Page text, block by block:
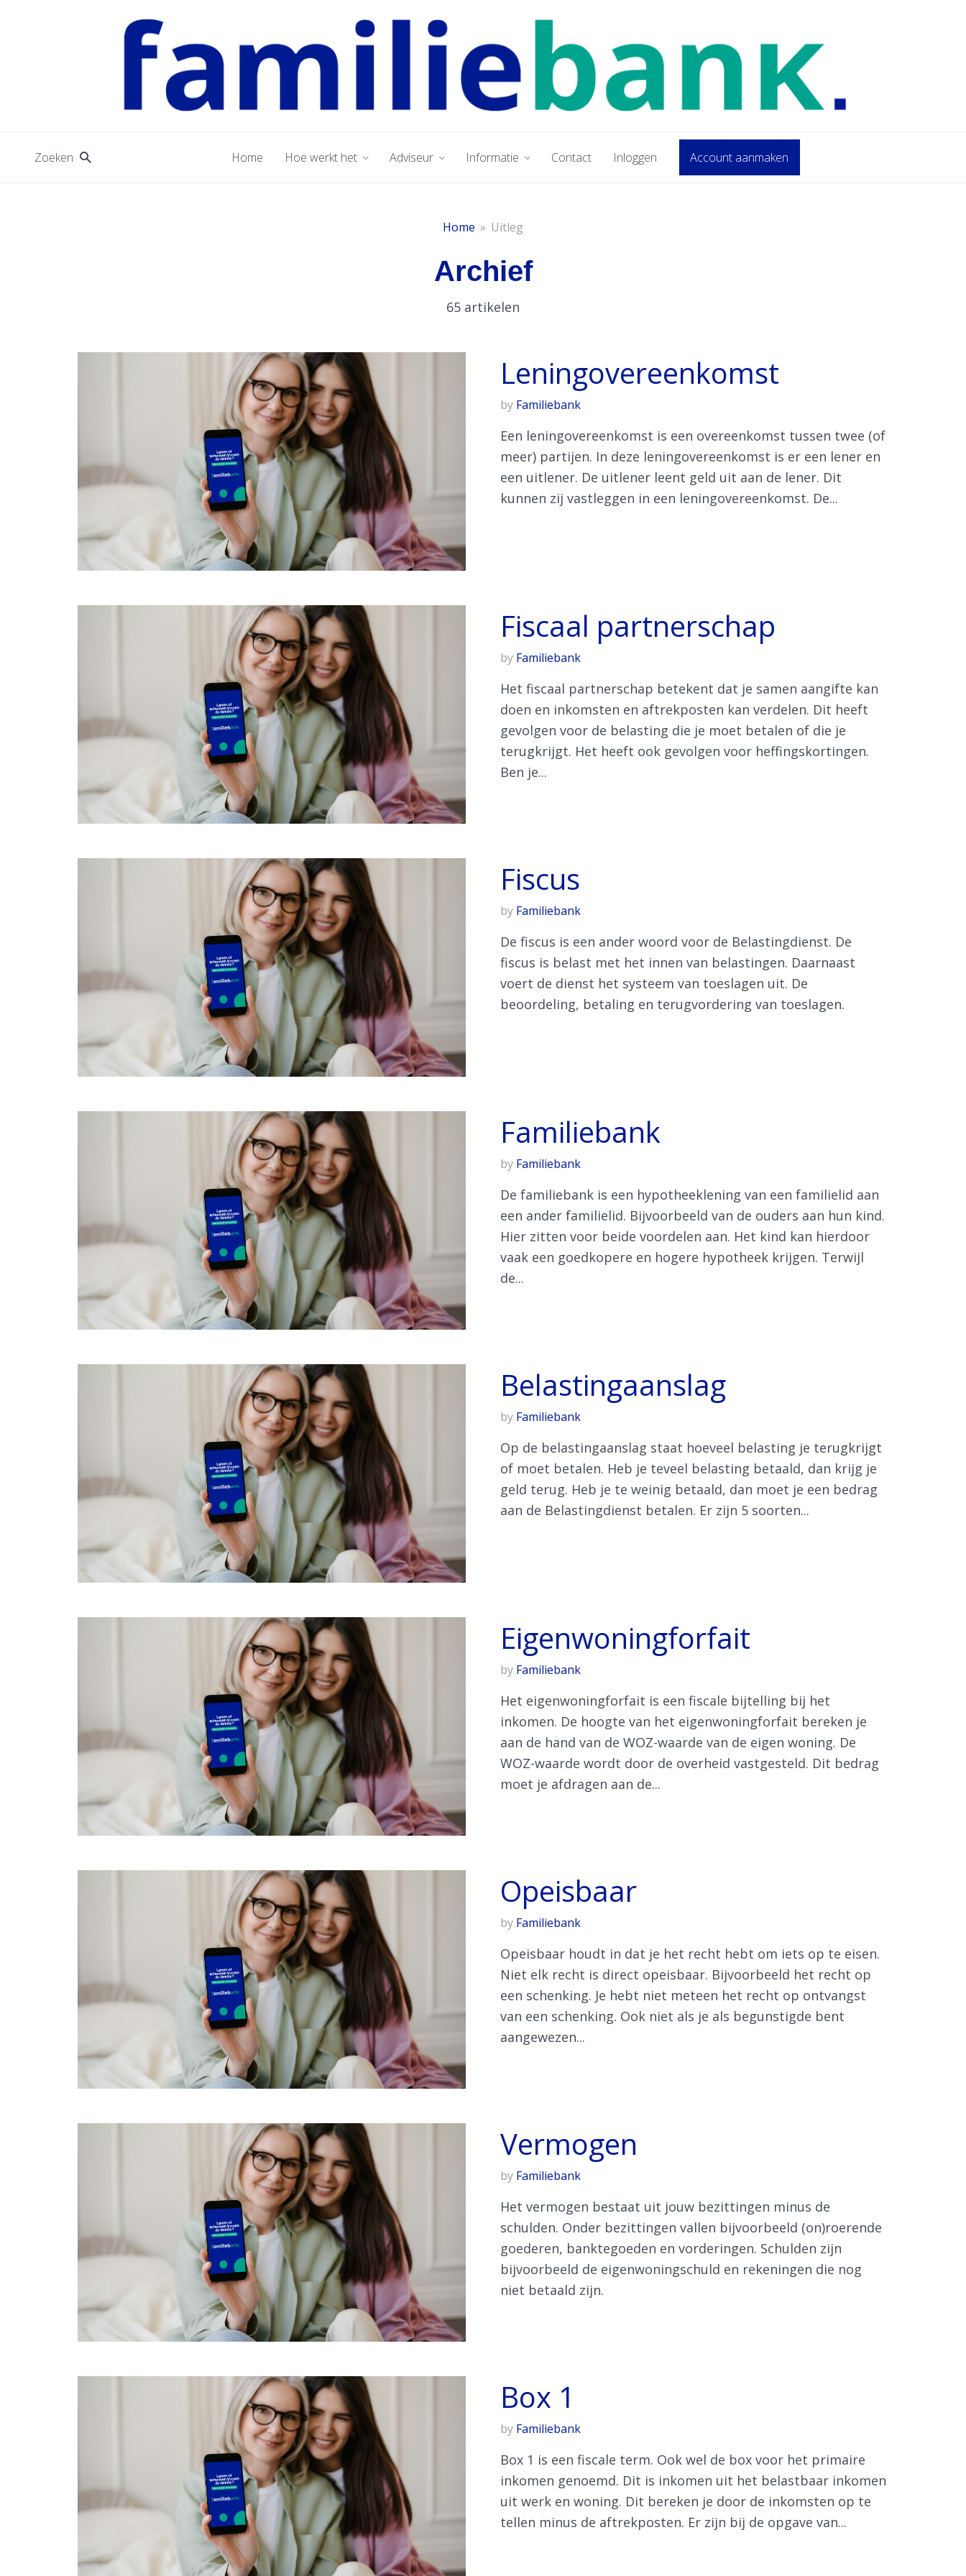
Zoeken Home Hoe werkt het Adviseur Informatie Contact Inloggen Account aanmaken
Home » Uitleg
Archief
65 artikelen
Leningovereenkomst
by Familiebank
Een leningovereenkomst is een overeenkomst tussen twee (of
meer) partijen. In deze leningovereenkomst is er een lener en
een uitlener. De uitlener leent geld uit aan de lener. Dit
kunnen zij vastleggen in een leningovereenkomst. De...
Fiscaal partnerschap
by Familiebank
Het fiscaal partnerschap betekent dat je samen aangifte kan
doen en inkomsten en aftrekposten kan verdelen. Dit heeft
gevolgen voor de belasting die je moet betalen of die je
terugkrijgt. Het heeft ook gevolgen voor heffingskortingen.
Ben je...
Fiscus
by Familiebank
De fiscus is een ander woord voor de Belastingdienst. De
fiscus is belast met het innen van belastingen. Daarnaast
voert de dienst het systeem van toeslagen uit. De
beoordeling, betaling en terugvordering van toeslagen.
Familiebank
by Familiebank
De familiebank is een hypotheeklening van een familielid aan
een ander familielid. Bijvoorbeeld van de ouders aan hun kind.
Hier zitten voor beide voordelen aan. Het kind kan hierdoor
vaak een goedkopere en hogere hypotheek krijgen. Terwijl
de...
Belastingaanslag
by Familiebank
Op de belastingaanslag staat hoeveel belasting je terugkrijgt
of moet betalen. Heb je teveel belasting betaald, dan krijg je
geld terug. Heb je te weinig betaald, dan moet je een bedrag
aan de Belastingdienst betalen. Er zijn 5 soorten...
Eigenwoningforfait
by Familiebank
Het eigenwoningforfait is een fiscale bijtelling bij het
inkomen. De hoogte van het eigenwoningforfait bereken je
aan de hand van de WOZ-waarde van de eigen woning. De
WOZ-waarde wordt door de overheid vastgesteld. Dit bedrag
moet je afdragen aan de...
Opeisbaar
by Familiebank
Opeisbaar houdt in dat je het recht hebt om iets op te eisen.
Niet elk recht is direct opeisbaar. Bijvoorbeeld het recht op
een schenking. Je hebt niet meteen het recht op ontvangst
van een schenking. Ook niet als je als begunstigde bent
aangewezen...
Vermogen
by Familiebank
Het vermogen bestaat uit jouw bezittingen minus de
schulden. Onder bezittingen vallen bijvoorbeeld (on)roerende
goederen, banktegoeden en vorderingen. Schulden zijn
bijvoorbeeld de eigenwoningschuld en rekeningen die nog
niet betaald zijn.
Box 1
by Familiebank
Box 1 is een fiscale term. Ook wel de box voor het primaire
inkomen genoemd. Dit is inkomen uit het belastbaar inkomen
uit werk en woning. Dit bereken je door de inkomsten op te
tellen minus de aftrekposten. Er zijn bij de opgave van...